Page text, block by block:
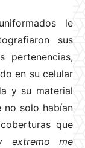
le
sus
pertenencias,
en su celular
y su material
no solo habían
que
extremo me